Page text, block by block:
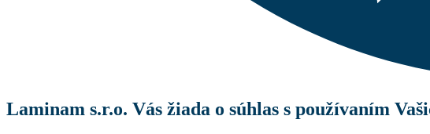
Laminam s.r.o. Vás žiada o súhlas s používaním